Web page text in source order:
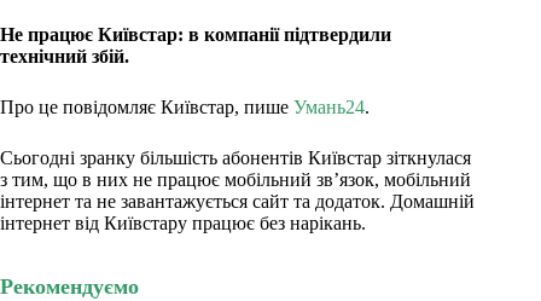
Не працює Київстар: в компанії підтвердили
технічний збій.
Про це повідомляє Київстар, пише Умань24.
Сьогодні зранку більшість абонентів Київстар зіткнулася
з тим, що в них не працює мобільний зв’язок, мобільний
інтернет та не завантажується сайт та додаток. Домашній
інтернет від Київстару працює без нарікань.
Рекомендуємо